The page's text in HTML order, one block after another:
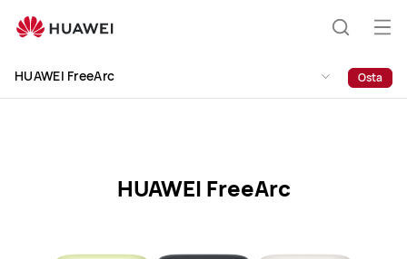
FreeArc
Ava
HUAWEI FreeArc Osta
HUAWEI FreeArc